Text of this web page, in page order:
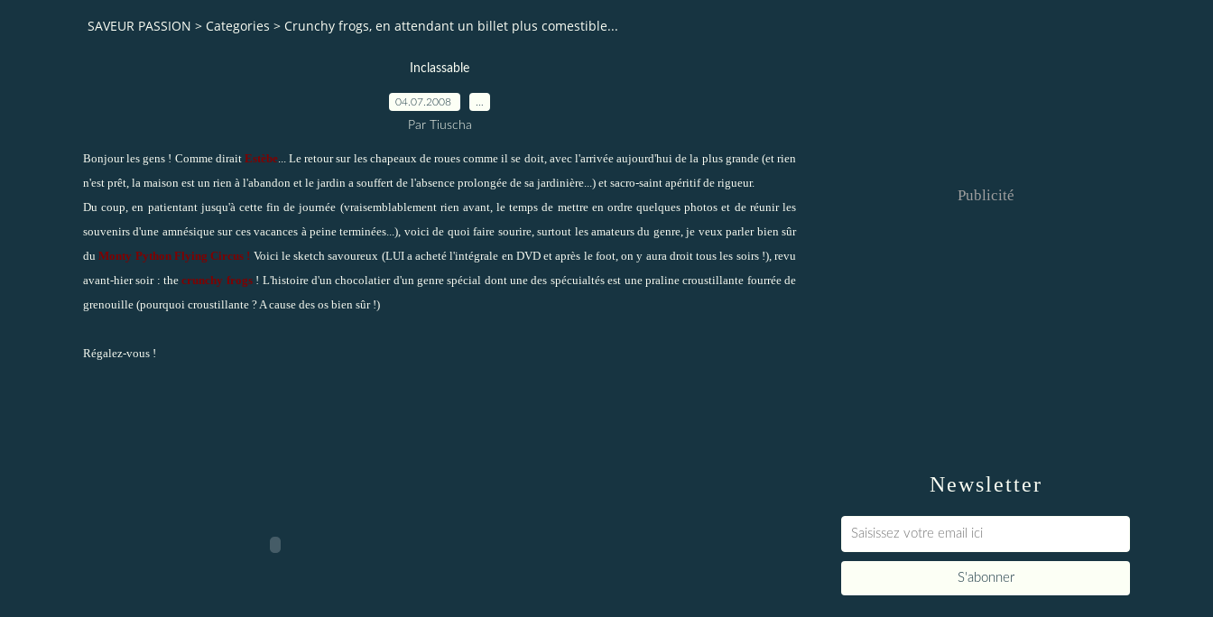
SAVEUR PASSION > Categories > Crunchy frogs, en attendant un billet plus comestible...
Inclassable
04.07.2008
Par Tiuscha
Bonjour les gens ! Comme dirait Estèbe... Le retour sur les chapeaux de roues comme il se doit, avec l'arrivée aujourd'hui de la plus grande (et rien
n'est prêt, la maison est un rien à l'abandon et le jardin a souffert de l'absence prolongée de sa jardinière...) et sacro-saint apéritif de rigueur.
Du coup, en patientant jusqu'à cette fin de journée (vraisemblablement rien avant, le temps de mettre en ordre quelques photos et de réunir les
souvenirs d'une amnésique sur ces vacances à peine terminées...), voici de quoi faire sourire, surtout les amateurs du genre, je veux parler bien sûr
duMonty Python Flying Circus ! Voici le sketch savoureux (LUI a acheté l'intégrale en DVD et après le foot, on y aura droit tous les soirs !), revu
avant-hier soir : thecrunchy frogs! L'histoire d'un chocolatier d'un genre spécial dont une des spécuialtés est une praline croustillante fourrée de
grenouille (pourquoi croustillante ? A cause des os bien sûr !)
Régalez-vous !
Newsletter
Publicité